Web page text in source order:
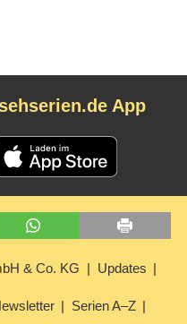
App
& Co. KG Updates
Serien A–Z